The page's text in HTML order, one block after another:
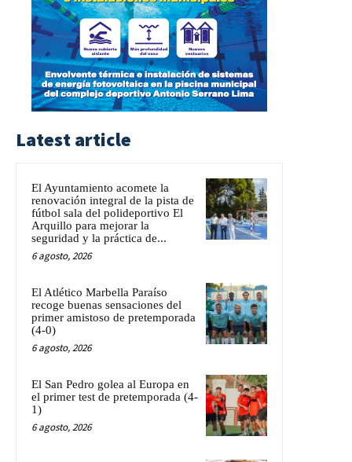
Latest article
El Ayuntamiento acomete la
renovación integral de la pista de
fútbol sala del polideportivo El
Arquillo para mejorar la
seguridad y la práctica de...
6 agosto, 2026
El Atlético Marbella Paraíso
recoge buenas sensaciones del
primer amistoso de pretemporada
(4-0)
6 agosto, 2026
El San Pedro golea al Europa en
el primer test de pretemporada (4-
1)
6 agosto, 2026